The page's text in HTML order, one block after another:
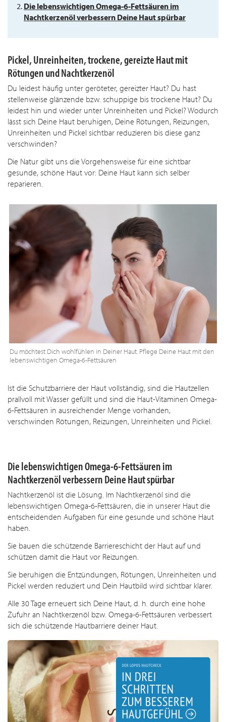
Die lebenswichtigen Omega-6-Fettsäuren im
Nachtkerzenöl verbessern Deine Haut spürbar
Pickel, Unreinheiten, trockene, gereizte Haut mit
Rötungen und Nachtkerzenöl
Du leidest häufig unter geröteter, gereizter Haut? Du hast
stellenweise glänzende bzw. schuppige bis trockene Haut? Du
leidest hin und wieder unter Unreinheiten und Pickel? Wodurch
lässt sich Deine Haut beruhigen, Deine Rötungen, Reizungen,
Unreinheiten und Pickel sichtbar reduzieren bis diese ganz
verschwinden?
Die Natur gibt uns die Vorgehensweise für eine sichtbar
gesunde, schöne Haut vor: Deine Haut kann sich selber
reparieren.
Du möchtest Dich wohlfühlen in Deiner Haut. Pflege Deine Haut mit den
lebenswichtigen Omega-6-Fettsäuren
Ist die Schutzbarriere der Haut vollständig, sind die Hautzellen
prallvoll mit Wasser gefüllt und sind die Haut-Vitaminen Omega-
6-Fettsäuren in ausreichender Menge vorhanden,
verschwinden Rötungen, Reizungen, Unreinheiten und Pickel.
Die lebenswichtigen Omega-6-Fettsäuren im
Nachtkerzenöl verbessern Deine Haut spürbar
Nachtkerzenöl ist die Lösung. Im Nachtkerzenöl sind die
lebenswichtigen Omega-6-Fettsäuren, die in unserer Haut die
entscheidenden Aufgaben für eine gesunde und schöne Haut
haben.
Sie bauen die schützende Barriereschicht der Haut auf und
schützen damit die Haut vor Reizungen.
Sie beruhigen die Entzündungen, Rötungen, Unreinheiten und
Pickel werden reduziert und Dein Hautbild wird sichtbar klarer.
Alle 30 Tage erneuert sich Deine Haut, d. h. durch eine hohe
Zufuhr an Nachtkerzenöl bzw. Omega-6-Fettsäuren verbessert
sich die schützende Hautbarriere deiner Haut.